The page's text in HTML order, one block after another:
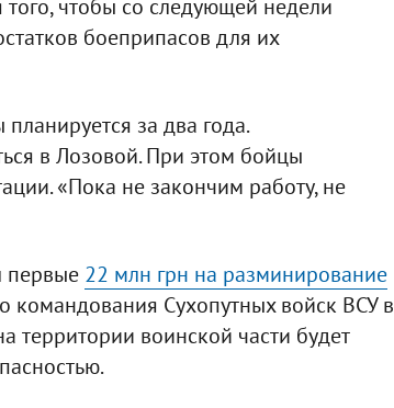
того, чтобы со следующей недели
боеприпасов для их
за два года.
в Лозовой. При этом бойцы
«Пока не закончим работу, не
первые 22 млн грн на разминирование
командования Сухопутных войск ВСУ в
территории воинской части будет